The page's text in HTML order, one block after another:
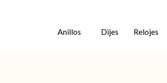
Anillos Dijes Relojes